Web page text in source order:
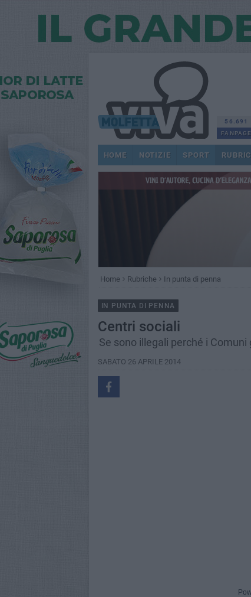
56.691
FANPAGE
HOME NOTIZIE SPORT
Home Rubriche In punta di penna
IN PUNTA DI PENNA
Centri sociali
Se sono illegali perché i
SABATO 26 APRILE 2014